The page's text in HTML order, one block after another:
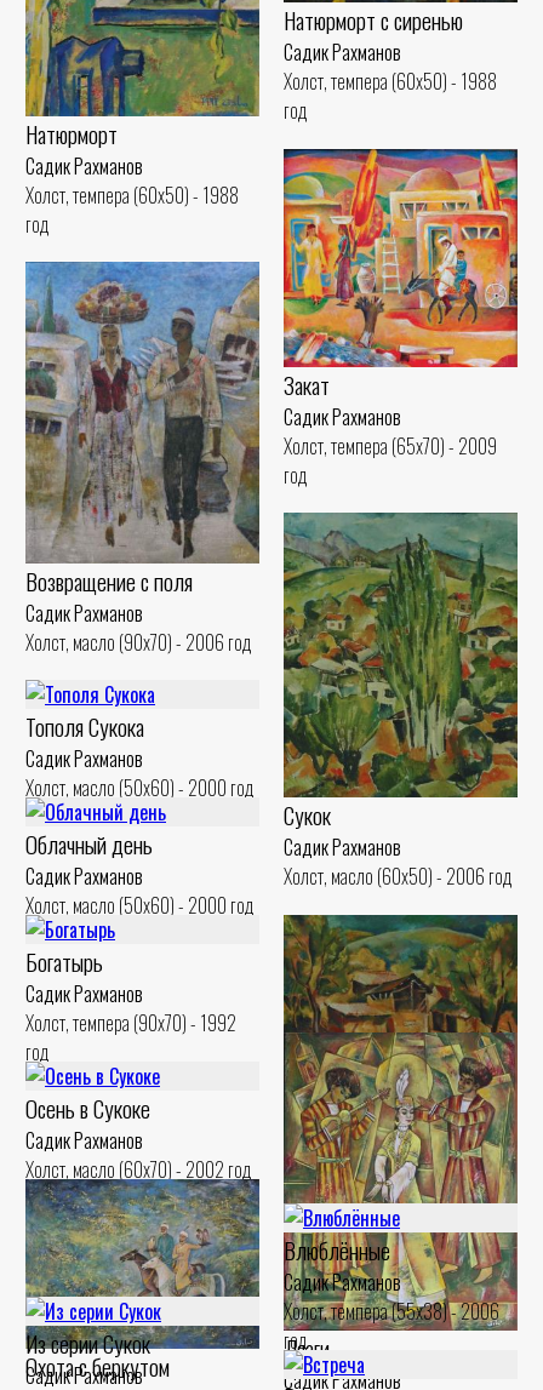
Натюрморт с сиренью
Садик Рахманов
Холст, темпера (60x50) - 1988
год
Натюрморт
Садик Рахманов
Холст, темпера (60x50) - 1988
год
Закат
Садик Рахманов
Холст, темпера (65x70) - 2009
год
Возвращение с поля
Садик Рахманов
Холст, масло (90x70) - 2006 год
Сукок
Садик Рахманов
Холст, масло (60x50) - 2006 год
Тополя Сукока
Садик Рахманов
Холст, масло (50x60) - 2000 год
Облачный день
Садик Рахманов
Холст, масло (50x60) - 2000 год
Солнечный день
Садик Рахманов
Холст, масло (51x60) - 2003 год
Богатырь
Садик Рахманов
Холст, темпера (90x70) - 1992
год
Лязги
Садик Рахманов
Осень в Сукоке
Садик Рахманов
Холст, масло (60x70) - 2002 год
Охота с беркутом
Влюблённые
Садик Рахманов
Холст, темпера (55x38) - 2006
год
Из серии Сукок
Садик Рахманов